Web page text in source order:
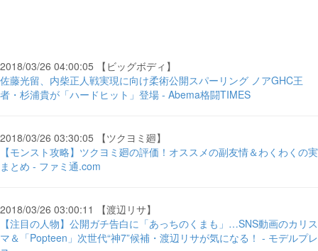
2018/03/26 04:00:05 【ビッグボディ】
佐藤光留、内柴正人戦実現に向け柔術公開スパーリング ノアGHC王
者・杉浦貴が「ハードヒット」登場 - Abema格闘TIMES
2018/03/26 03:30:05 【ツクヨミ廻】
【モンスト攻略】ツクヨミ廻の評価！オススメの副友情＆わくわくの実
まとめ - ファミ通.com
2018/03/26 03:00:11 【渡辺リサ】
【注目の人物】公開ガチ告白に「あっちのくまも」…SNS動画のカリス
マ＆「Popteen」次世代“神7”候補・渡辺リサが気になる！ - モデルプレ